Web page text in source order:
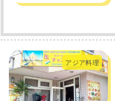
アジア料理